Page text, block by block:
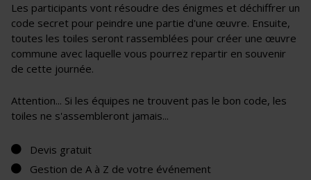
Les participants vont résoudre des énigmes et déchiffrer un
code secret pour peindre une partie d'une œuvre. Ensuite,
toutes les toiles seront rassemblées pour créer une œuvre
commune avec laquelle vous pourrez repartir en souvenir
de cette journée.
Attention... Si les équipes ne trouvent pas le bon code, les
toiles ne s'assembleront jamais...
Devis gratuit
Gestion de A à Z de votre événement